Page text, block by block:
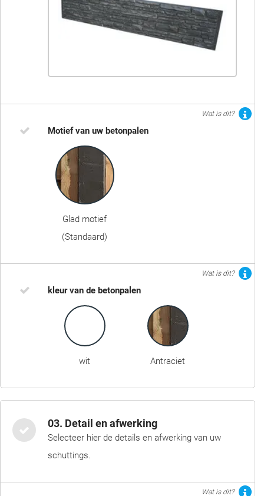
Wat is dit?
Motief van uw betonpalen
Glad motief
(Standaard)
Wat is dit?
kleur van de betonpalen
wit Antraciet
03. Detail en afwerking
Selecteer hier de details en afwerking van uw
schuttings.
Wat is dit?